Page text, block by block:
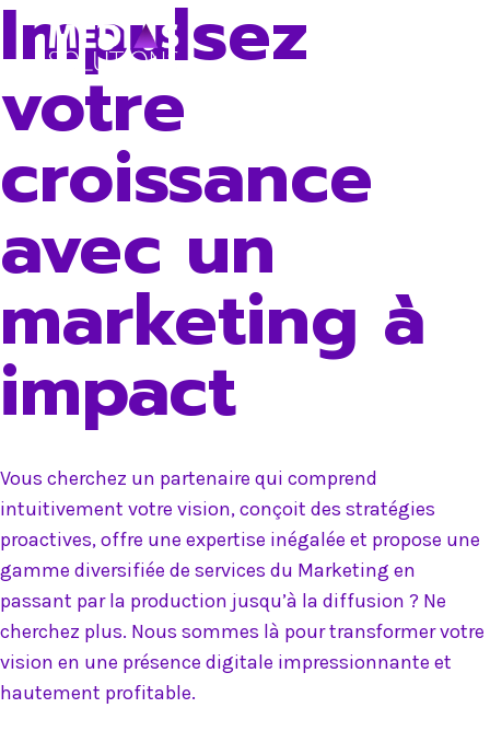
Skip
Impulsez
votre
croissance
avec un
marketing à
impact
Vous cherchez un partenaire qui comprend
intuitivement votre vision, conçoit des stratégies
proactives, offre une expertise inégalée et propose une
gamme diversifiée de services du Marketing en
passant par la production jusqu’à la diffusion ? Ne
cherchez plus. Nous sommes là pour transformer votre
vision en une présence digitale impressionnante et
hautement profitable.